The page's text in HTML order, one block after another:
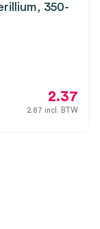
350-
2.37
2.87 incl. BTW